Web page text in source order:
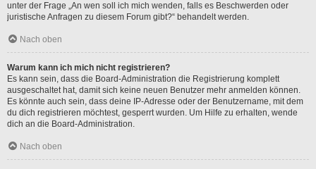
unter der Frage „An wen soll ich mich wenden, falls es Beschwerden oder
juristische Anfragen zu diesem Forum gibt?“ behandelt werden.
Nach oben
Warum kann ich mich nicht registrieren?
Es kann sein, dass die Board-Administration die Registrierung komplett
ausgeschaltet hat, damit sich keine neuen Benutzer mehr anmelden können.
Es könnte auch sein, dass deine IP-Adresse oder der Benutzername, mit dem
du dich registrieren möchtest, gesperrt wurden. Um Hilfe zu erhalten, wende
dich an die Board-Administration.
Nach oben